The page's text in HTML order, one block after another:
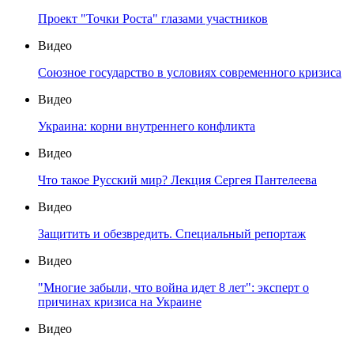
Проект "Точки Роста" глазами участников
Видео
Союзное государство в условиях современного кризиса
Видео
Украина: корни внутреннего конфликта
Видео
Что такое Русский мир? Лекция Сергея Пантелеева
Видео
Защитить и обезвредить. Специальный репортаж
Видео
"Многие забыли, что война идет 8 лет": эксперт о
причинах кризиса на Украине
Видео